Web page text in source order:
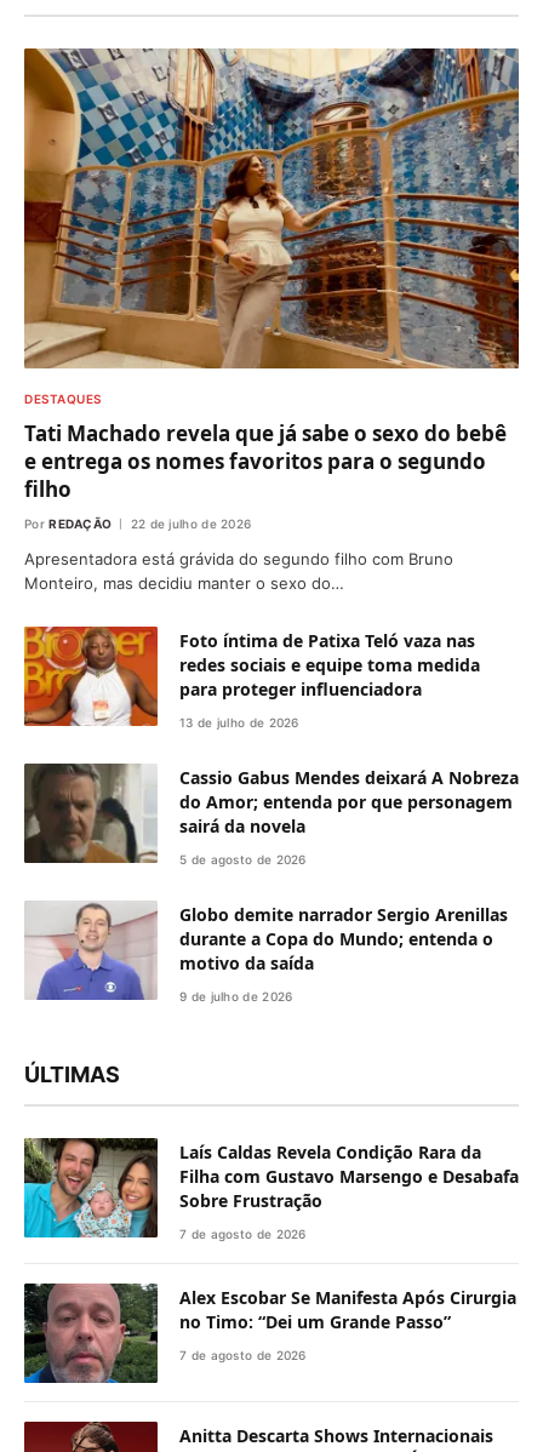
DESTAQUES
Tati Machado revela que já sabe o sexo do bebê
e entrega os nomes favoritos para o segundo
filho
Por REDAÇÃO 22 de julho de 2026
Apresentadora está grávida do segundo filho com Bruno
Monteiro, mas decidiu manter o sexo do…
Foto íntima de Patixa Teló vaza nas
redes sociais e equipe toma medida
para proteger influenciadora
13 de julho de 2026
Cassio Gabus Mendes deixará A Nobreza
do Amor; entenda por que personagem
sairá da novela
5 de agosto de 2026
Globo demite narrador Sergio Arenillas
durante a Copa do Mundo; entenda o
motivo da saída
9 de julho de 2026
ÚLTIMAS
Laís Caldas Revela Condição Rara da
Filha com Gustavo Marsengo e Desabafa
Sobre Frustração
7 de agosto de 2026
Alex Escobar Se Manifesta Após Cirurgia
no Timo: “Dei um Grande Passo”
7 de agosto de 2026
Anitta Descarta Shows Internacionais